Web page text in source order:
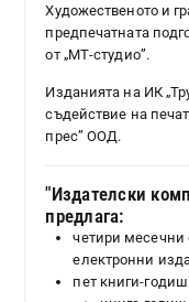
Художественото и
предпечатната
от „МТ-студио”.
Изданията на ИК
съдействие на
прес” ООД.
"Издателски
предлага:
четири месечни
електронни
пет книги-